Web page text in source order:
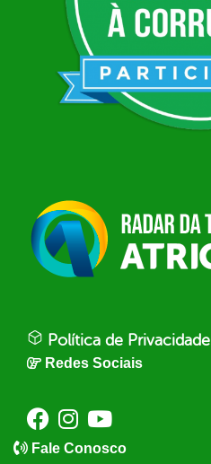
Política de Privacidade
Redes Sociais
Fale Conosco